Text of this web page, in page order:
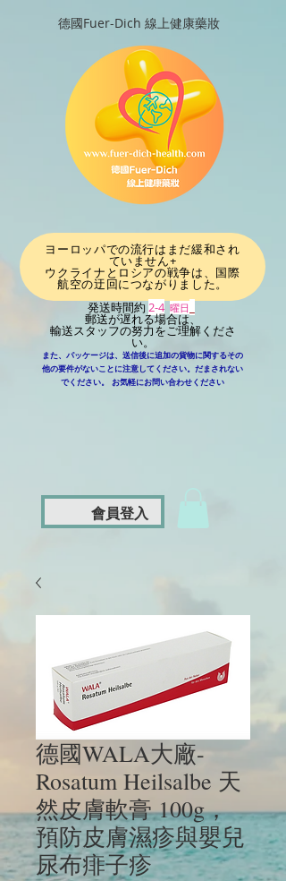
德國Fuer-Dich 線上健康藥妝
ヨーロッパでの流行はまだ緩和され
ていません+
ウクライナとロシアの戦争は、国際
航空の迂回につながりました。
発送時間約 2-4 曜日
郵送が遅れる場合は、
輸送スタッフの努力をご理解くださ
い。
また、パッケージは、送信後に追加の貨物に関するその
他の要件がないことに注意してください。だまされない
でください。
お気軽にお問い合わせください
會員登入
德國WALA大廠-
Rosatum Heilsalbe 天
然皮膚軟膏 100g，
預防皮膚濕疹與嬰兒
尿布痱子疹